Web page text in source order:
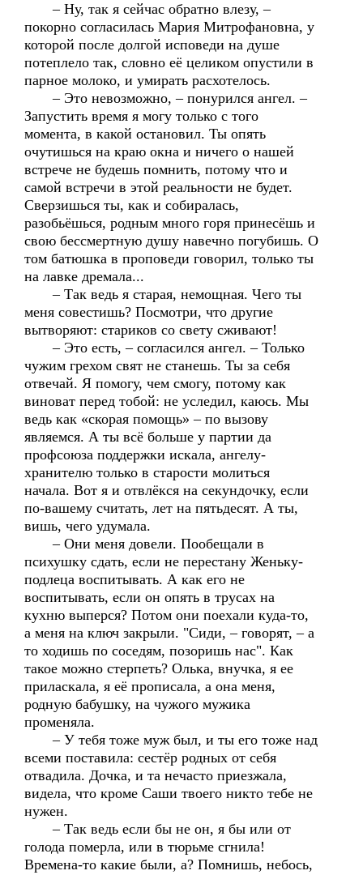
– Ну, так я сейчас обратно влезу, –
покорно согласилась Мария Митрофановна, у
которой после долгой исповеди на душе
потеплело так, словно её целиком опустили в
парное молоко, и умирать расхотелось.
– Это невозможно, – понурился ангел. –
Запустить время я могу только с того
момента, в какой остановил. Ты опять
очутишься на краю окна и ничего о нашей
встрече не будешь помнить, потому что и
самой встречи в этой реальности не будет.
Сверзишься ты, как и собиралась,
разобьёшься, родным много горя принесёшь и
свою бессмертную душу навечно погубишь. О
том батюшка в проповеди говорил, только ты
на лавке дремала...
– Так ведь я старая, немощная. Чего ты
меня совестишь? Посмотри, что другие
вытворяют: стариков со свету сживают!
– Это есть, – согласился ангел. – Только
чужим грехом свят не станешь. Ты за себя
отвечай. Я помогу, чем смогу, потому как
виноват перед тобой: не уследил, каюсь. Мы
ведь как «скорая помощь» – по вызову
являемся. А ты всё больше у партии да
профсоюза поддержки искала, ангелу-
хранителю только в старости молиться
начала. Вот я и отвлёкся на секундочку, если
по-вашему считать, лет на пятьдесят. А ты,
вишь, чего удумала.
– Они меня довели. Пообещали в
психушку сдать, если не перестану Женьку-
подлеца воспитывать. А как его не
воспитывать, если он опять в трусах на
кухню выперся? Потом они поехали куда-то,
а меня на ключ закрыли. "Сиди, – говорят, – а
то ходишь по соседям, позоришь нас". Как
такое можно стерпеть? Олька, внучка, я ее
приласкала, я её прописала, а она меня,
родную бабушку, на чужого мужика
променяла.
– У тебя тоже муж был, и ты его тоже над
всеми поставила: сестёр родных от себя
отвадила. Дочка, и та нечасто приезжала,
видела, что кроме Саши твоего никто тебе не
нужен.
– Так ведь если бы не он, я бы или от
голода померла, или в тюрьме сгнила!
Времена-то какие были, а? Помнишь, небось,